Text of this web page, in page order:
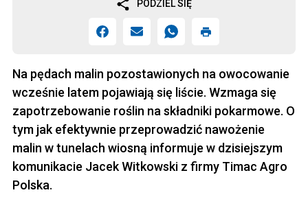
PODZIEL SIĘ
Na pędach malin pozostawionych na owocowanie
wcześnie latem pojawiają się liście. Wzmaga się
zapotrzebowanie roślin na składniki pokarmowe. O
tym jak efektywnie przeprowadzić nawożenie
malin w tunelach wiosną informuje w dzisiejszym
komunikacie Jacek Witkowski z firmy Timac Agro
Polska.